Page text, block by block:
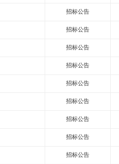
招标公告
招标公告
招标公告
招标公告
招标公告
招标公告
招标公告
招标公告
招标公告